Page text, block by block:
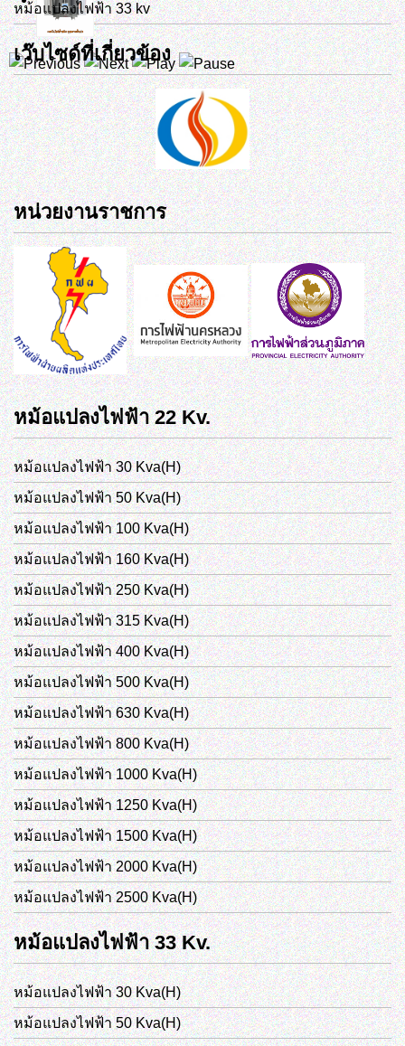
หม้อแปลงไฟฟ้า 33 kv
เว๊บไซด์ที่เกี่ยวข้อง
หน่วยงานราชการ
หม้อแปลงไฟฟ้า 22 Kv.
หม้อแปลงไฟฟ้า 30 Kva(H)
หม้อแปลงไฟฟ้า 50 Kva(H)
หม้อแปลงไฟฟ้า 100 Kva(H)
หม้อแปลงไฟฟ้า 160 Kva(H)
หม้อแปลงไฟฟ้า 250 Kva(H)
หม้อแปลงไฟฟ้า 315 Kva(H)
หม้อแปลงไฟฟ้า 400 Kva(H)
หม้อแปลงไฟฟ้า 500 Kva(H)
หม้อแปลงไฟฟ้า 630 Kva(H)
หม้อแปลงไฟฟ้า 800 Kva(H)
หม้อแปลงไฟฟ้า 1000 Kva(H)
หม้อแปลงไฟฟ้า 1250 Kva(H)
หม้อแปลงไฟฟ้า 1500 Kva(H)
หม้อแปลงไฟฟ้า 2000 Kva(H)
หม้อแปลงไฟฟ้า 2500 Kva(H)
หม้อแปลงไฟฟ้า 33 Kv.
หม้อแปลงไฟฟ้า 30 Kva(H)
หม้อแปลงไฟฟ้า 50 Kva(H)